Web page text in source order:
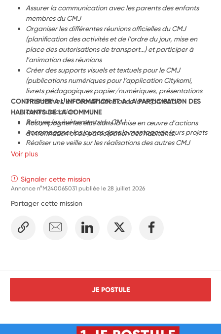
Assurer la communication avec les parents des enfants
membres du CMJ
Organiser les différentes réunions officielles du CMJ
(planification des activités et de l’ordre du jour, mise en
place des autorisations de transport...) et participer à
l'animation des réunions
Créer des supports visuels et textuels pour le CMJ
(publications numériques pour l’application Citykomi,
livrets pédagogiques papier/numériques, présentations
interactives) en coordination avec la responsable
communication
Relayer les évènements du CMJ
Accompagner les jeunes dans le montage de leurs projets
Réaliser une veille sur les réalisations des autres CMJ
CONTRIBUER A L’INFORMATION ET A LA PARTICIPATION DES
HABITANTS DE LA COMMUNE
Accompagner les élus dans la mise en œuvre d'actions
d'information et de participation des habitants.
Voir plus
Signaler cette mission
Annonce n°M240065031 publiée le28 juillet 2026
Partager cette mission
JE POSTULE